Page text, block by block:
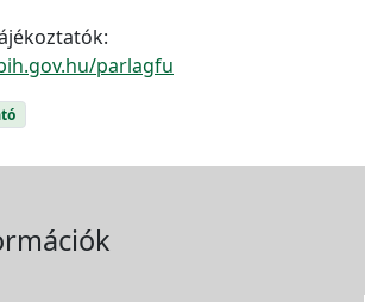
parlagfu